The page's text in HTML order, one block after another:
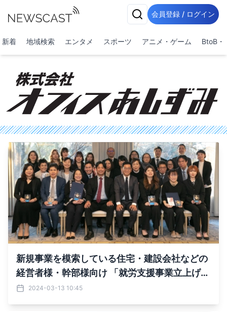
会員登録 / ログイン
新着 地域検索 エンタメ スポーツ アニメ・ゲーム BtoB・
新規事業を模索している住宅・建設会社などの
経営者様・幹部様向け 「就労支援事業立上げセ
ミナー」を4月18日(木)に無料開催
2024-03-13 10:45